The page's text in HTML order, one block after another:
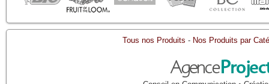
Tous nos Produits - Nos Produits par